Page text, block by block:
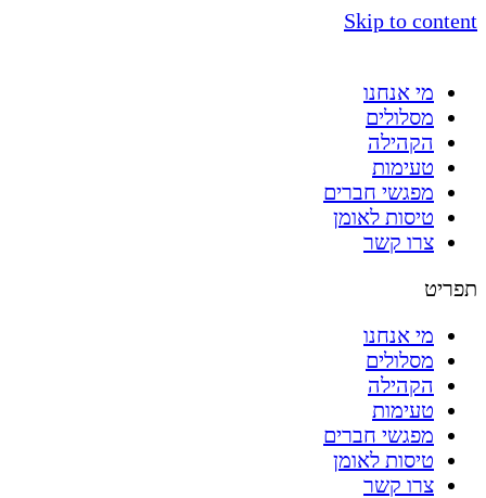
Skip to content
מי אנחנו
מסלולים
הקהילה
טעימות
מפגשי חברים
טיסות לאומן
צרו קשר
תפריט
מי אנחנו
מסלולים
הקהילה
טעימות
מפגשי חברים
טיסות לאומן
צרו קשר